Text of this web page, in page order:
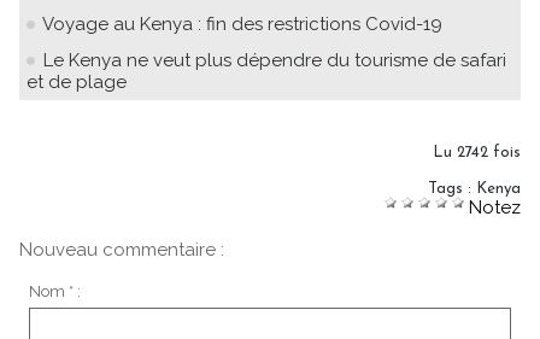
Voyage au Kenya : fin des restrictions Covid-19
Le Kenya ne veut plus dépendre du tourisme de safari
et de plage
Lu 2742 fois
Tags : Kenya
Notez
Nouveau commentaire :
Nom * :